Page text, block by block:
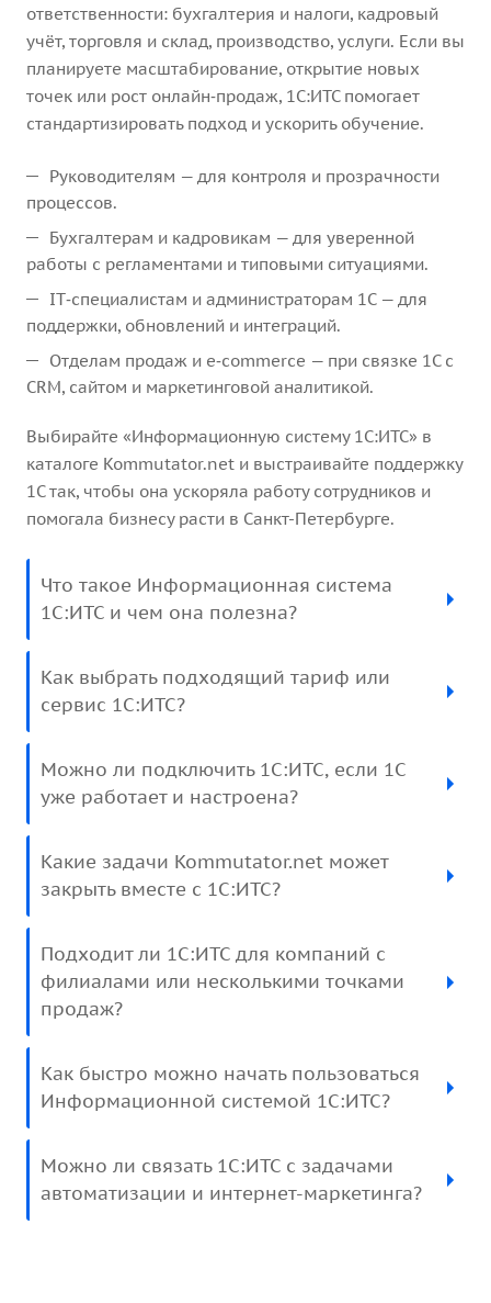
ответственности: бухгалтерия и налоги, кадровый
учёт, торговля и склад, производство, услуги. Если вы
планируете масштабирование, открытие новых
точек или рост онлайн‑продаж, 1С:ИТС помогает
стандартизировать подход и ускорить обучение.
Руководителям — для контроля и прозрачности
процессов.
Бухгалтерам и кадровикам — для уверенной
работы с регламентами и типовыми ситуациями.
IT‑специалистам и администраторам 1С — для
поддержки, обновлений и интеграций.
Отделам продаж и e‑commerce — при связке 1С с
CRM, сайтом и маркетинговой аналитикой.
Выбирайте «Информационную систему 1С:ИТС» в
каталоге Kommutator.net и выстраивайте поддержку
1С так, чтобы она ускоряла работу сотрудников и
помогала бизнесу расти в Санкт-Петербурге.
Что такое Информационная система
1С:ИТС и чем она полезна?
Как выбрать подходящий тариф или
сервис 1С:ИТС?
Можно ли подключить 1С:ИТС, если 1С
уже работает и настроена?
Какие задачи Kommutator.net может
закрыть вместе с 1С:ИТС?
Подходит ли 1С:ИТС для компаний с
филиалами или несколькими точками
продаж?
Как быстро можно начать пользоваться
Информационной системой 1С:ИТС?
Можно ли связать 1С:ИТС с задачами
автоматизации и интернет-маркетинга?